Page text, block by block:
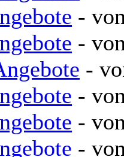
-
-
-
-
-
-